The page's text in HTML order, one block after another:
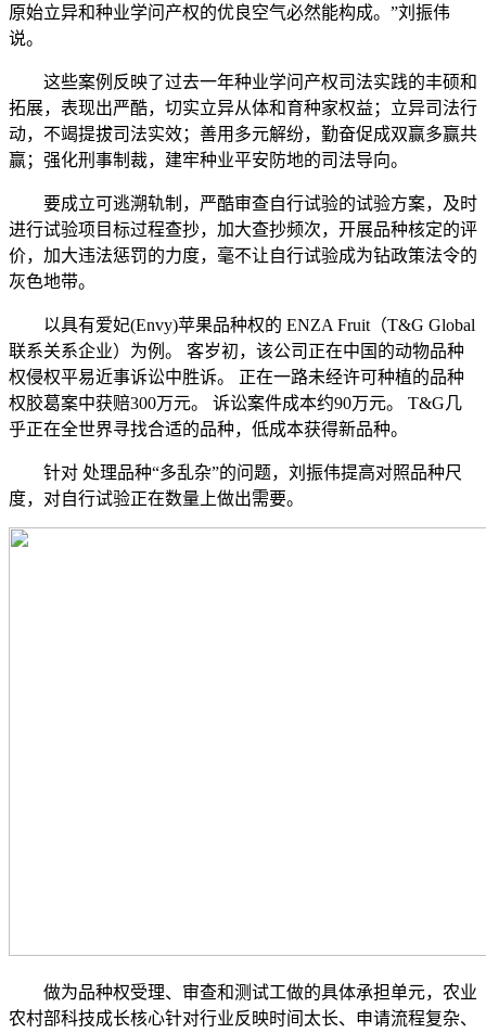
原始立异和种业学问产权的优良空气必然能构成。”刘振伟
说。
这些案例反映了过去一年种业学问产权司法实践的丰硕和
拓展，表现出严酷，切实立异从体和育种家权益；立异司法行
动，不竭提拔司法实效；善用多元解纷，勤奋促成双赢多赢共
赢；强化刑事制裁，建牢种业平安防地的司法导向。
要成立可逃溯轨制，严酷审查自行试验的试验方案，及时
进行试验项目标过程查抄，加大查抄频次，开展品种核定的评
价，加大违法惩罚的力度，毫不让自行试验成为钻政策法令的
灰色地带。
以具有爱妃(Envy)苹果品种权的 ENZA Fruit（T&G Global
联系关系企业）为例。 客岁初，该公司正在中国的动物品种
权侵权平易近事诉讼中胜诉。 正在一路未经许可种植的品种
权胶葛案中获赔300万元。 诉讼案件成本约90万元。 T&G几
乎正在全世界寻找合适的品种，低成本获得新品种。
针对 处理品种“多乱杂”的问题，刘振伟提高对照品种尺
度，对自行试验正在数量上做出需要。
做为品种权受理、审查和测试工做的具体承担单元，农业
农村部科技成长核心针对行业反映时间太长、申请流程复杂、